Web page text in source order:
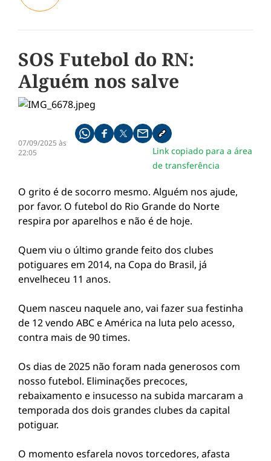
SOS Futebol do RN:
Alguém nos salve
07/09/2025 às
22:05
Compartilhe pelo whatsapp
Compartilhar no facebook
Compartilhar no twitter
Compartilhe pelo email
Copiar link da notícia
Link copiado para a área
de transferência
O grito é de socorro mesmo. Alguém nos ajude,
por favor. O futebol do Rio Grande do Norte
respira por aparelhos e não é de hoje.
Quem viu o último grande feito dos clubes
potiguares em 2014, na Copa do Brasil, já
envelheceu 11 anos.
Quem nasceu naquele ano, vai fazer sua festinha
de 12 vendo ABC e América na luta pelo acesso,
contra mais de 90 times.
Os dias de 2025 não foram nada generosos com
nosso futebol. Eliminações precoces,
rebaixamento e insucesso na subida marcaram a
temporada dos dois grandes clubes da capital
potiguar.
O momento esfarela novos torcedores, afasta